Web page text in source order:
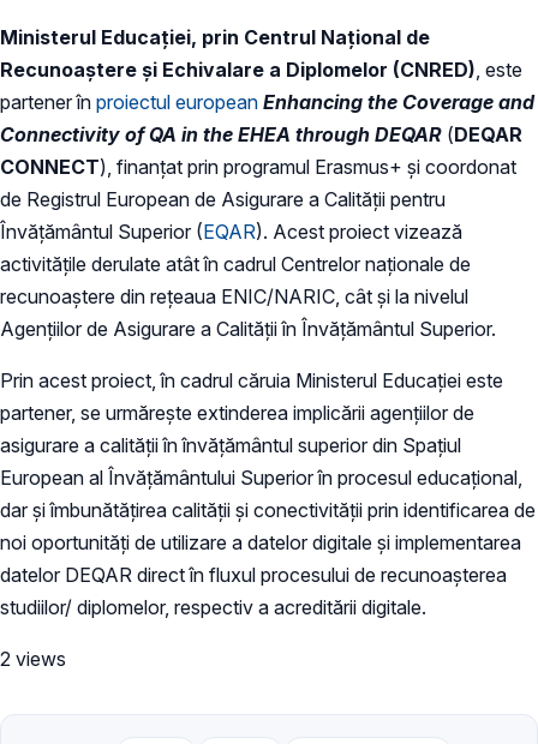
Ministerul Educației, prin Centrul Național de
Recunoaștere și Echivalare a Diplomelor (CNRED), este
partener în proiectul european Enhancing the Coverage and
Connectivity of QA in the EHEA through DEQAR (DEQAR
CONNECT), finanțat prin programul Erasmus+ și coordonat
de Registrul European de Asigurare a Calității pentru
Învățământul Superior (EQAR). Acest proiect vizează
activitățile derulate atât în cadrul Centrelor naționale de
recunoaștere din rețeaua ENIC/NARIC, cât și la nivelul
Agențiilor de Asigurare a Calității în Învățământul Superior.
Prin acest proiect, în cadrul căruia Ministerul Educației este
partener, se urmărește extinderea implicării agențiilor de
asigurare a calității în învățământul superior din Spațiul
European al Învățământului Superior în procesul educațional,
dar și îmbunătățirea calității și conectivității prin identificarea de
noi oportunități de utilizare a datelor digitale și implementarea
datelor DEQAR direct în fluxul procesului de recunoașterea
studiilor/ diplomelor, respectiv a acreditării digitale.
2 views